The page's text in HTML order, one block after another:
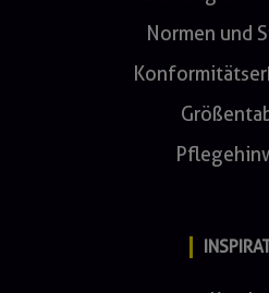
Normen und